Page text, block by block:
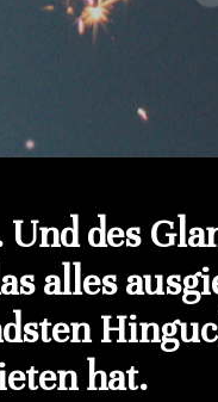
des
alles
hat.